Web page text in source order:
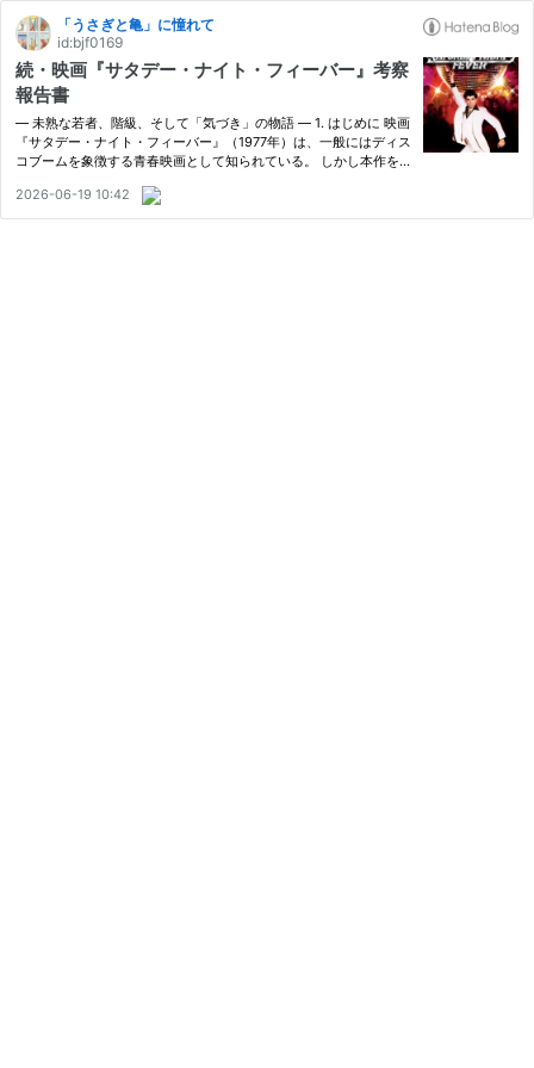
「うさぎと亀」に憧れて
id:bjf0169
続・映画『サタデー・ナイト・フィーバー』考察
報告書
― 未熟な若者、階級、そして「気づき」の物語 ― 1. はじめに 映画
『サタデー・ナイト・フィーバー』（1977年）は、一般にはディス
コブームを象徴する青春映画として知られている。 しかし本作を
ヨークの労働者階級社会を舞台にした、若者たちの未熟さと階級
構…
2026-06-19 10:42